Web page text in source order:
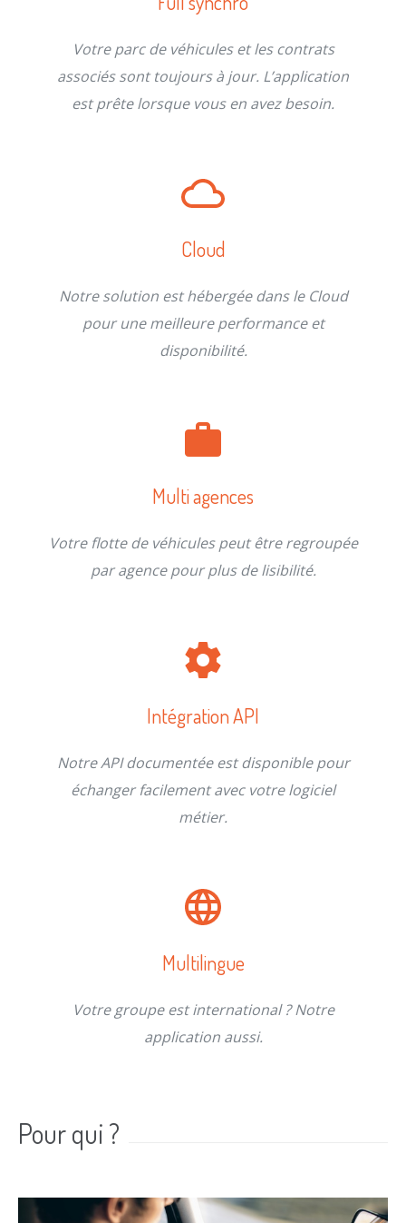
Votre parc de véhicules et les contrats
associés sont toujours à jour. L’application
est prête lorsque vous en avez besoin.
Cloud
Notre solution est hébergée dans le Cloud
pour une meilleure performance et
disponibilité.
Multi agences
Votre flotte de véhicules peut être regroupée
par agence pour plus de lisibilité.
Intégration API
Notre API documentée est disponible pour
échanger facilement avec votre logiciel
métier.
Multilingue
Votre groupe est international ? Notre
application aussi.
Pour qui ?